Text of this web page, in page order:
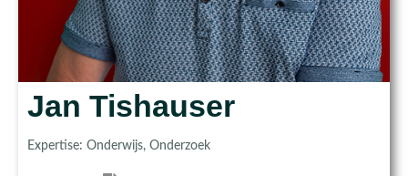
Jan Tishauser
Expertise: Onderwijs, Onderzoek